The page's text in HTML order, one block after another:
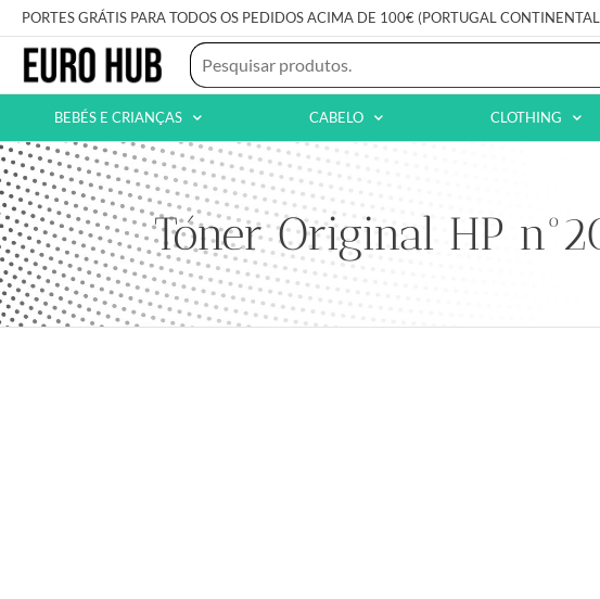
PORTES GRÁTIS PARA TODOS OS PEDIDOS ACIMA DE 100€ (PORTUGAL
BEBÉS E CRIANÇAS CABELO CLOTHING
Tóner Original HP